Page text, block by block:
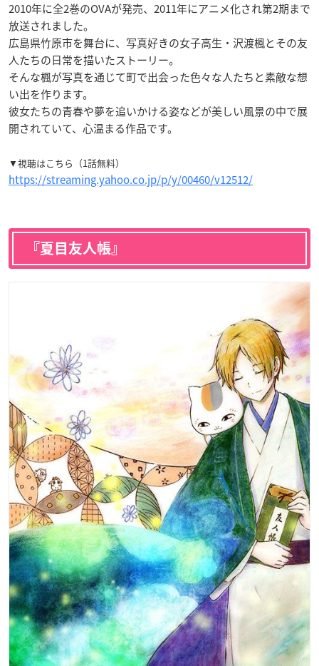
2010年に全2巻のOVAが発売、2011年にアニメ化され第2期まで
放送されました。
広島県竹原市を舞台に、写真好きの女子高生・ 沢渡楓とその友
人たちの日常を描いたストーリー。
そんな楓が写真を通じて町で出会った色々な人たちと素敵な想
い出を作ります。
彼女たちの青春や夢を追いかける姿などが美しい風景の中で展
開されていて、心温まる作品です。
▼視聴はこちら（1話無料）
https://streaming.yahoo.co.jp/p/y/00460/v12512/
『夏目友人帳』